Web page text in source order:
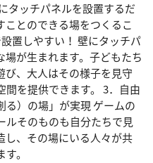
タッチパネルを設置するだ
とのできる場をつくるこ
置しやすい！ 壁にタッチパ
が生まれます。子どもたち
び、大人はその様子を見守
間を提供できます。 3．自由
る）の場」が実現 ゲームの
ルそのものも自分たちで見
し、その場にいる人々が共
。